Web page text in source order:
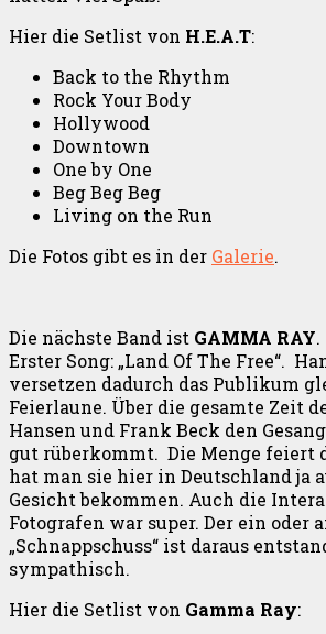
Hier die Setlist von H.E.A.T:
Back to the Rhythm
Rock Your Body
Hollywood
Downtown
One by One
Beg Beg Beg
Living on the Run
Die Fotos gibt es in der Galerie.
Die nächste Band ist GAMMA RAY.
Erster Song: „Land Of The Free“.
versetzen dadurch das Publikum
Feierlaune. Über die gesamte Zeit
Hansen und Frank Beck den
gut rüberkommt. Die Menge feiert
hat man sie hier in Deutschland ja
Gesicht bekommen. Auch die
Fotografen war super. Der ein oder
„Schnappschuss“ ist daraus
sympathisch.
Hier die Setlist von Gamma Ray: